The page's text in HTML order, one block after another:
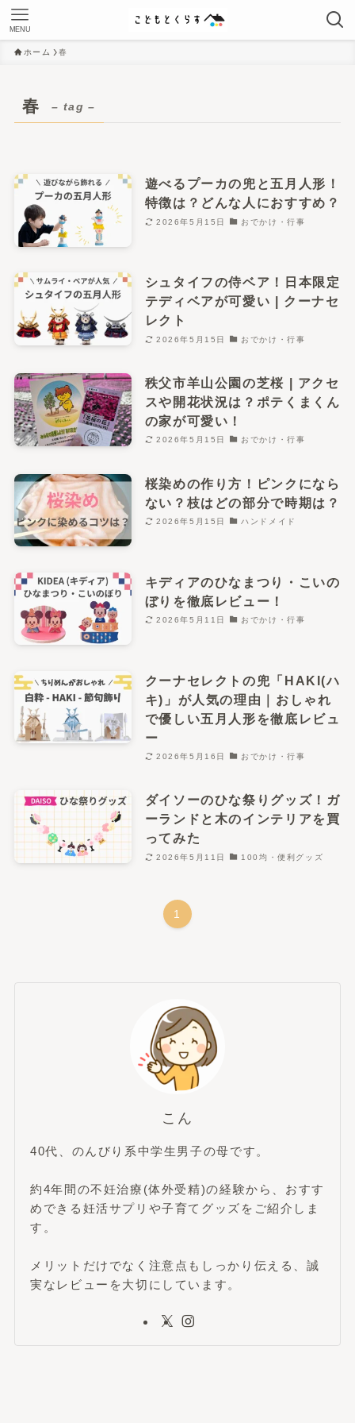
MENU
ホーム 春
春 – tag –
遊べるプーカの兜と五月人形！
特徴は？どんな人におすすめ？
2026年5月15日 おでかけ・行事
シュタイフの侍ベア！日本限定
テディベアが可愛い | クーナセ
レクト
2026年5月15日 おでかけ・行事
秩父市羊山公園の芝桜 | アクセ
スや開花状況は？ポテくまくん
の家が可愛い！
2026年5月15日 おでかけ・行事
桜染めの作り方！ピンクになら
ない？枝はどの部分で時期は？
2026年5月15日 ハンドメイド
キディアのひなまつり・こいの
ぼりを徹底レビュー！
2026年5月11日 おでかけ・行事
クーナセレクトの兜「HAKI(ハ
キ)」が人気の理由｜おしゃれ
で優しい五月人形を徹底レビュ
ー
2026年5月16日 おでかけ・行事
ダイソーのひな祭りグッズ！ガ
ーランドと木のインテリアを買
ってみた
2026年5月11日 100均・便利グッズ
1
こん
40代、のんびり系中学生男子の母です。
約4年間の不妊治療(体外受精)の経験から、おすす
めできる妊活サプリや子育てグッズをご紹介しま
す。
メリットだけでなく注意点もしっかり伝える、誠
実なレビューを大切にしています。